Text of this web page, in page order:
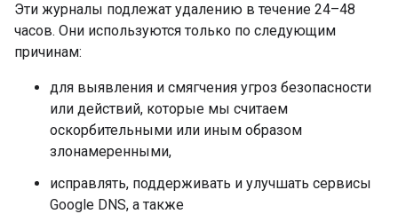
Эти журналы подлежат удалению в течение 24–48
часов. Они используются только по следующим
причинам:
для выявления и смягчения угроз безопасности
или действий, которые мы считаем
оскорбительными или иным образом
злонамеренными,
исправлять, поддерживать и улучшать сервисы
Google DNS, а также